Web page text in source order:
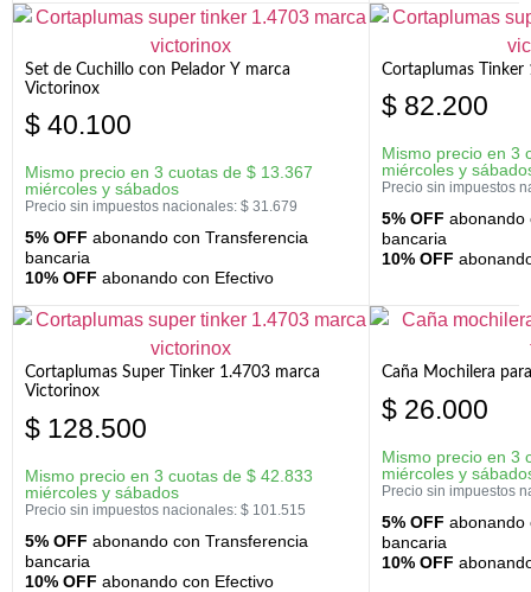
Set de Cuchillo con Pelador Y marca
Victorinox
$ 40.100
Mismo precio en 3 cuotas de $ 13.367
miércoles y sábados
Precio sin impuestos nacionales: $ 31.679
5% OFF abonando con Transferencia
bancaria
10% OFF abonando con Efectivo
Cortaplumas
$ 82.200
Mismo precio en 3
miércoles y
Precio sin impuestos
5% OFF abonando
bancaria
10% OFF
Cortaplumas Super Tinker 1.4703 marca
Victorinox
$ 128.500
Mismo precio en 3 cuotas de $ 42.833
miércoles y sábados
Precio sin impuestos nacionales: $ 101.515
5% OFF abonando con Transferencia
bancaria
10% OFF abonando con Efectivo
Caña Mochilera
$ 26.000
Mismo precio en 3
miércoles y
Precio sin impuestos
5% OFF abonando
bancaria
10% OFF